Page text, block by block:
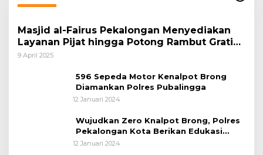
Masjid al-Fairus Pekalongan Menyediakan
Layanan Pijat hingga Potong Rambut Gratis
bagi Pemudik Lebaran 2025
9 April 2025
596 Sepeda Motor Kenalpot Brong
Diamankan Polres Pubalingga
12 Januari 2024
Wujudkan Zero Knalpot Brong, Polres
Pekalongan Kota Berikan Edukasi
Kepada Pelajar
12 Januari 2024